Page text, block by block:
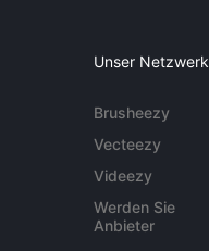
Unser Netzwerk
Brusheezy
Vecteezy
Videezy
Werden Sie
Anbieter